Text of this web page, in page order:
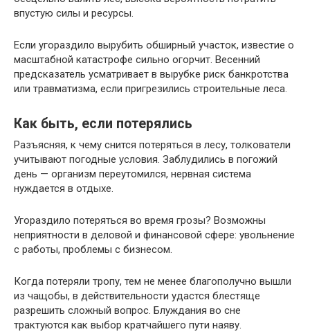
впустую силы и ресурсы.
Если угораздило вырубить обширный участок, известие о
масштабной катастрофе сильно огорчит. Весенний
предсказатель усматривает в вырубке риск банкротства
или травматизма, если пригрезились строительные леса.
Как быть, если потерялись
Разъясняя, к чему снится потеряться в лесу, толкователи
учитывают погодные условия. Заблудились в погожий
день — организм переутомился, нервная система
нуждается в отдыхе.
Угораздило потеряться во время грозы? Возможны
неприятности в деловой и финансовой сфере: увольнение
с работы, проблемы с бизнесом.
Когда потеряли тропу, тем не менее благополучно вышли
из чащобы, в действительности удастся блестяще
разрешить сложный вопрос. Блуждания во сне
трактуются как выбор кратчайшего пути наяву.